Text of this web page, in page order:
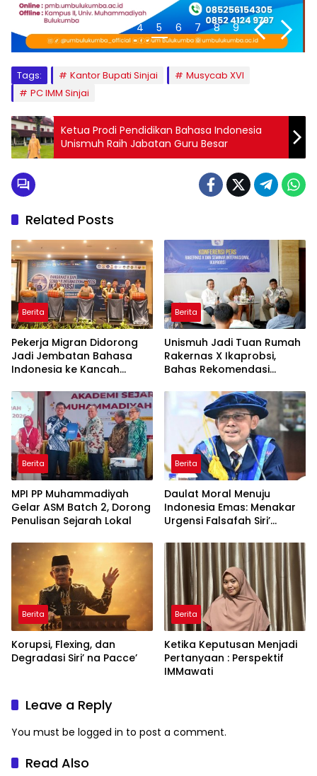
3 4 5 6 7 8 9
Tags: Kantor Bupati Sinjai
Musycab XVI
PC IMM Sinjai
Ketua Prodi Pendidikan Bahasa Indonesia
Unismuh Raih Jabatan Guru Besar
Related Posts
Berita
Pekerja Migran Didorong
Jadi Jembatan Bahasa
Indonesia ke Kancah
Berita
Unismuh Jadi Tuan Rumah
Rakernas X Ikaprobsi,
Bahas Rekomendasi
Indonesia di Tingkat
Global
Berita
MPI PP Muhammadiyah
Gelar ASM Batch 2, Dorong
Penulisan Sejarah Lokal
Berita
Daulat Moral Menuju
Indonesia Emas: Menakar
Urgensi Falsafah Siri’
Ancaman Kleptokrasi
Berita
Korupsi, Flexing, dan
Degradasi Siri’ na Pacce’
Berita
Ketika Keputusan Menjadi
Pertanyaan : Perspektif
IMMawati
Leave a Reply
You must be logged in to post a comment.
Read Also